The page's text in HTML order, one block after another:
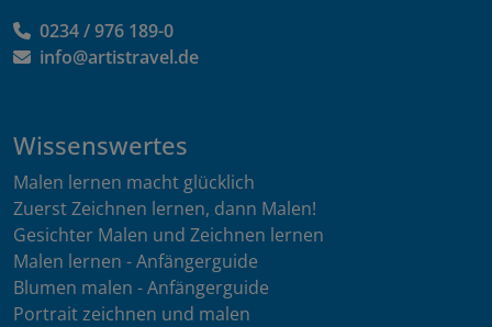
0234 / 976 189-0
info@artistravel.de
Wissenswertes
Malen lernen macht glücklich
Zuerst Zeichnen lernen, dann Malen!
Gesichter Malen und Zeichnen lernen
Malen lernen - Anfängerguide
Blumen malen - Anfängerguide
Portrait zeichnen und malen